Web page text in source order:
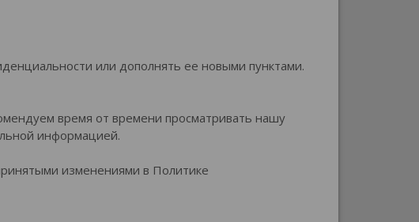
или дополнять ее новыми пунктами.
время от времени просматривать нашу
информацией.
изменениями в Политике